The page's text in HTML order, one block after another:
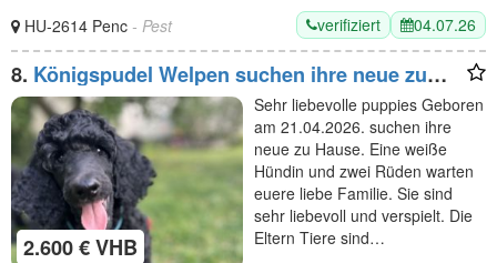
HU-2614 Penc - Pest verifiziert 04.07.26
8. Königspudel Welpen suchen ihre neue zu
Hause
2.600 € VHB
Sehr liebevolle puppies Geboren
am 21.04.2026. suchen ihre
neue zu Hause. Eine weiße
Hündin und zwei Rüden warten
euere liebe Familie. Sie sind
sehr liebevoll und verspielt. Die
Eltern Tiere sind…